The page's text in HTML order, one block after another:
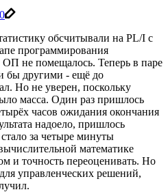
обсчитывали на PL/I с
программирования
ОП не помещалось. Теперь в паре
бы другими - ещё до
Но не уверен, поскольку
масса. Один раз пришлось
часов ожидания окончания
надоело, пришлось
стало за четыре минуты
математике
и точность переоценивать. Но
управленческих решений,